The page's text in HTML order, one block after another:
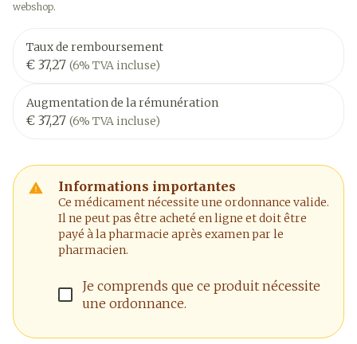
webshop.
Taux de remboursement
€ 37,27 (6% TVA incluse)
Augmentation de la rémunération
€ 37,27 (6% TVA incluse)
Informations importantes
Ce médicament nécessite une ordonnance valide.
Il ne peut pas être acheté en ligne et doit être
payé à la pharmacie après examen par le
pharmacien.
Je comprends que ce produit nécessite
une ordonnance.